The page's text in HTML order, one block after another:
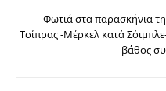
Φωτιά στα παρασκήνια
Τσίπρας -Μέρκελ κατά
βάθος